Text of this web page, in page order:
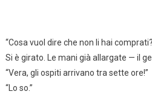
“Cosa vuol dire che non li hai
Si è girato. Le mani già allargate — il
“Vera, gli ospiti arrivano tra sette ore!”
“Lo so.”